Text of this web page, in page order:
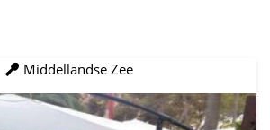
Middellandse Zee